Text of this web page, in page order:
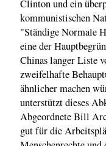
Clinton und ein
kommunistischen
"Ständige Normale
eine der
Chinas langer Liste
zweifelhafte
ähnlicher machen
unterstützt dieses
Abgeordnete Bill
gut für die